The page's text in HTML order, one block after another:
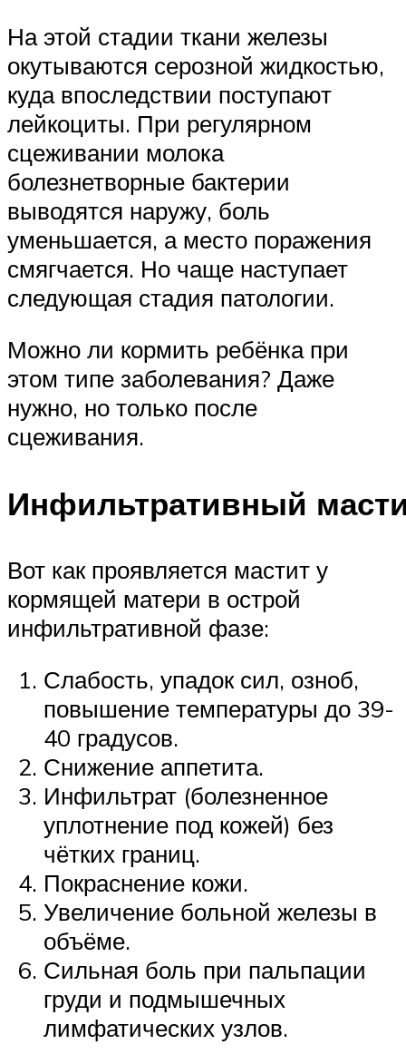
На этой стадии ткани железы
окутываются серозной жидкостью,
куда впоследствии поступают
лейкоциты. При регулярном
сцеживании молока
болезнетворные бактерии
выводятся наружу, боль
уменьшается, а место поражения
смягчается. Но чаще наступает
следующая стадия патологии.
Можно ли кормить ребёнка при
этом типе заболевания? Даже
нужно, но только после
сцеживания.
Инфильтративный
Вот как проявляется мастит у
кормящей матери в острой
инфильтративной фазе:
Слабость, упадок сил, озноб,
повышение температуры до 39-
40 градусов.
Снижение аппетита.
Инфильтрат (болезненное
уплотнение под кожей) без
чётких границ.
Покраснение кожи.
Увеличение больной железы в
объёме.
Сильная боль при пальпации
груди и подмышечных
лимфатических узлов.